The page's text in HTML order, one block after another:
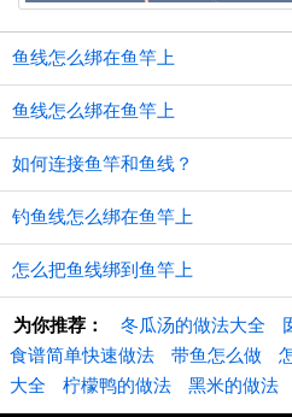
鱼线怎么绑在鱼竿上
鱼线怎么绑在鱼竿上
如何连接鱼竿和鱼线？
钓鱼线怎么绑在鱼竿上
怎么把鱼线绑到鱼竿上
为你推荐： 冬瓜汤的做法大全
食谱简单快速做法
带鱼怎么做
大全
柠檬鸭的做法 黑米的做法